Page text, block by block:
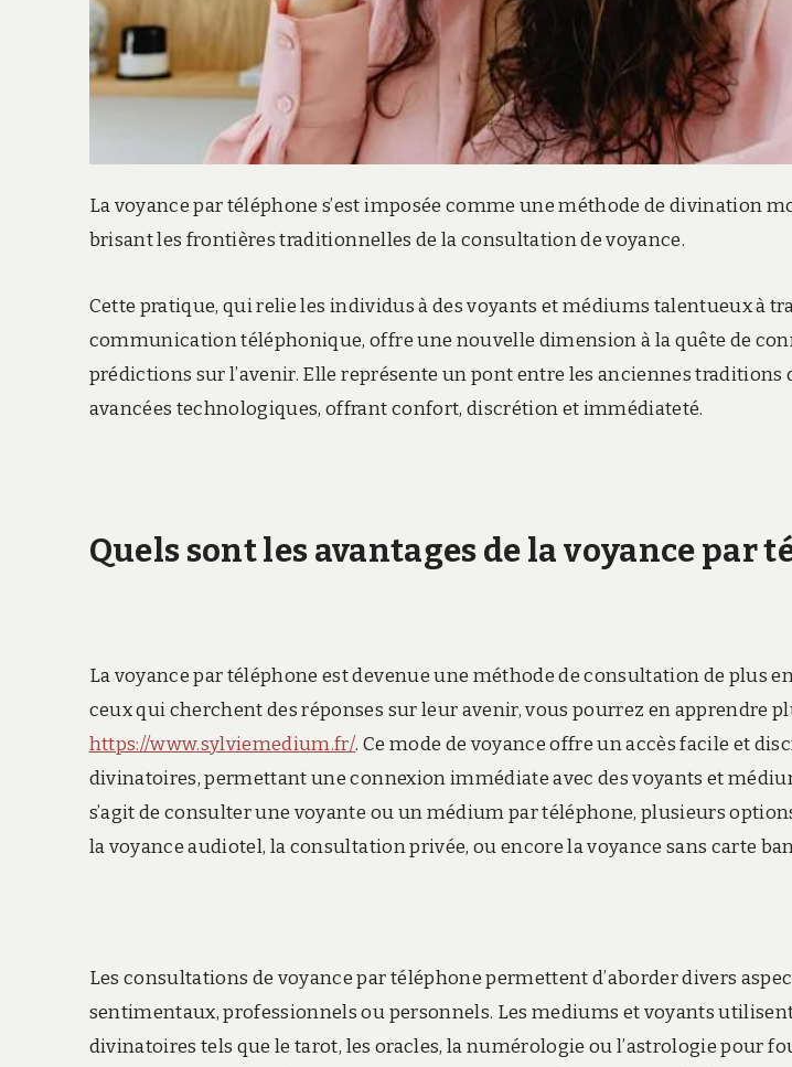
La voyance par téléphone s’est imposée comme une méthode de divination
brisant les frontières traditionnelles de la consultation de voyance.
Cette pratique, qui relie les individus à des voyants et médiums talentueux à
communication téléphonique, offre une nouvelle dimension à la quête de
prédictions sur l’avenir. Elle représente un pont entre les anciennes traditions
avancées technologiques, offrant confort, discrétion et immédiateté.
Quels sont les avantages de la voyance par
La voyance par téléphone est devenue une méthode de consultation de plus
ceux qui cherchent des réponses sur leur avenir, vous pourrez en apprendre
https://www.sylviemedium.fr/. Ce mode de voyance offre un accès facile et
divinatoires, permettant une connexion immédiate avec des voyants et
s’agit de consulter une voyante ou un médium par téléphone, plusieurs
la voyance audiotel, la consultation privée, ou encore la voyance sans carte
Les consultations de voyance par téléphone permettent d’aborder divers
sentimentaux, professionnels ou personnels. Les mediums et voyants
divinatoires tels que le tarot, les oracles, la numérologie ou l’astrologie pour